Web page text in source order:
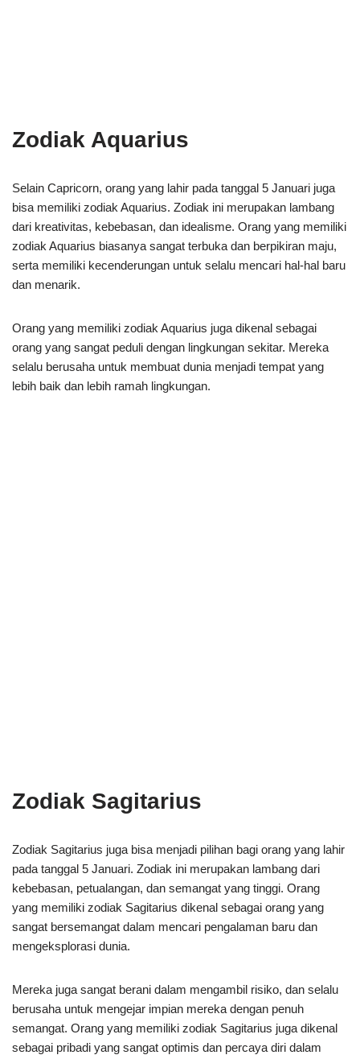
Zodiak Aquarius
Selain Capricorn, orang yang lahir pada tanggal 5 Januari juga
bisa memiliki zodiak Aquarius. Zodiak ini merupakan lambang
dari kreativitas, kebebasan, dan idealisme. Orang yang memiliki
zodiak Aquarius biasanya sangat terbuka dan berpikiran maju,
serta memiliki kecenderungan untuk selalu mencari hal-hal baru
dan menarik.
Orang yang memiliki zodiak Aquarius juga dikenal sebagai
orang yang sangat peduli dengan lingkungan sekitar. Mereka
selalu berusaha untuk membuat dunia menjadi tempat yang
lebih baik dan lebih ramah lingkungan.
Zodiak Sagitarius
Zodiak Sagitarius juga bisa menjadi pilihan bagi orang yang lahir
pada tanggal 5 Januari. Zodiak ini merupakan lambang dari
kebebasan, petualangan, dan semangat yang tinggi. Orang
yang memiliki zodiak Sagitarius dikenal sebagai orang yang
sangat bersemangat dalam mencari pengalaman baru dan
mengeksplorasi dunia.
Mereka juga sangat berani dalam mengambil risiko, dan selalu
berusaha untuk mengejar impian mereka dengan penuh
semangat. Orang yang memiliki zodiak Sagitarius juga dikenal
sebagai pribadi yang sangat optimis dan percaya diri dalam